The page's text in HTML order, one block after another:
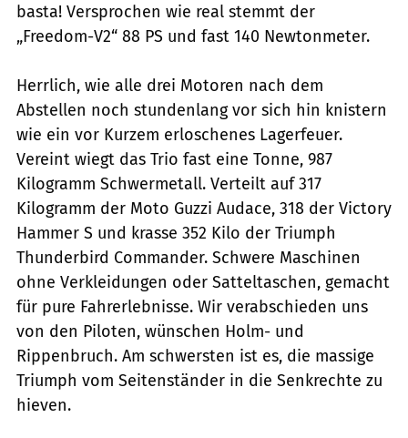
basta! Versprochen wie real stemmt der
„Freedom-V2“ 88 PS und fast 140 Newtonmeter.
Herrlich, wie alle drei Motoren nach dem
Abstellen noch stundenlang vor sich hin knistern
wie ein vor Kurzem erloschenes Lagerfeuer.
Vereint wiegt das Trio fast eine Tonne, 987
Kilogramm Schwermetall. Verteilt auf 317
Kilogramm der Moto Guzzi Audace, 318 der Victory
Hammer S und krasse 352 Kilo der Triumph
Thunderbird Commander. Schwere Maschinen
ohne Verkleidungen oder Satteltaschen, gemacht
für pure Fahrerlebnisse. Wir verabschieden uns
von den Piloten, wünschen Holm- und
Rippenbruch. Am schwersten ist es, die massige
Triumph vom Seitenständer in die Senkrechte zu
hieven.